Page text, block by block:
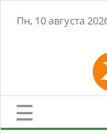
Пн, 10 августа